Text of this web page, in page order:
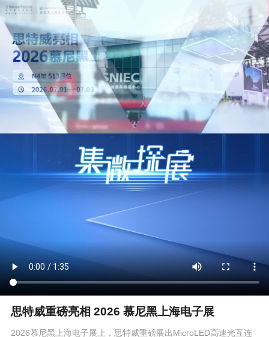
思特威重磅亮相 2026 慕尼黑上海电子展
2026慕尼黑上海电子展上，思特威重磅展出MicroLED高速光互连